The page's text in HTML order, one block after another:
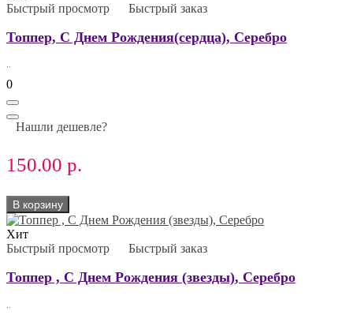
Быстрый просмотр
Быстрый заказ
Топпер, С Днем Рождения(сердца), Серебро
0
Нашли дешевле?
150.00 р.
В корзину
Хит
Быстрый просмотр
Быстрый заказ
Топпер , С Днем Рождения (звезды), Серебро